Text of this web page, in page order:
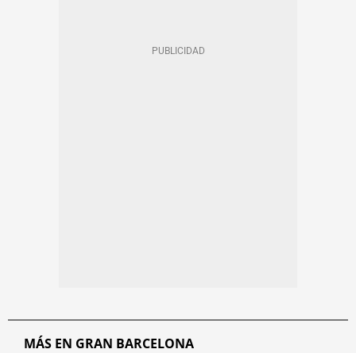
MÁS EN GRAN BARCELONA